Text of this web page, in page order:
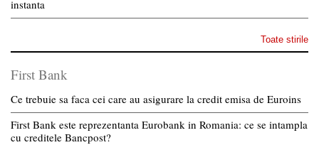
instanta
Toate stirile
First Bank
Ce trebuie sa faca cei care au asigurare la credit emisa de Euroins
First Bank este reprezentanta Eurobank in Romania: ce se intampla
cu creditele Bancpost?